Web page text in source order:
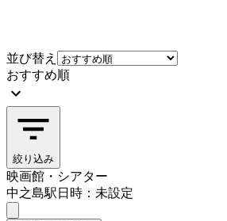
並び替え
おすすめ順
絞り込み
映画館・シアター
中之島駅日時：未設定